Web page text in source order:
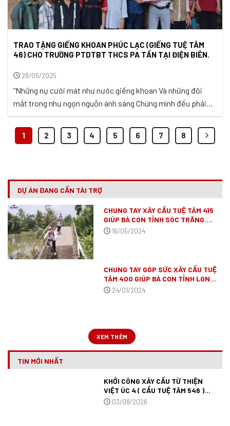
TRAO TẶNG GIẾNG KHOAN PHÚC LẠC (GIẾNG TUỆ TÂM
46) CHO TRƯỜNG PTDTBT THCS PA TẦN TẠI ĐIỆN BIÊN.
28/05/2025
“Những nụ cười mát như nước giếng khoan Và những đôi
mắt trong như ngọn nguồn ánh sáng Chúng mình đều phải
học cách để tốt lên qua ngày qua tháng Lúc ban đầu thì chả
ai tốt ngay được vì chả biết phải làm sao Thế là nhìn những
người tốt quanh mình xem ...
1 2 3 4 5 6 7 8
DỰ ÁN ĐANG CẦN TÀI TRỢ
CHUNG TAY XÂY CẦU TUỆ TÂM 415
GIÚP BÀ CON TỈNH SÓC TRĂNG.
(ĐÃ VẬN ĐỘNG XONG)
16/05/2024
CHUNG TAY GÓP SỨC XÂY CẦU TUỆ
TÂM 400 GIÚP BÀ CON TỈNH LONG
AN(ĐÃ VẬN ĐỘNG XONG)
24/01/2024
XEM THÊM
TIN MỚI NHẤT
KHỞI CÔNG XÂY CẦU TỪ THIỆN
VIỆT ÚC 4 ( CẦU TUỆ TÂM 546 )
TẠI TÂY NINH.
03/08/2026